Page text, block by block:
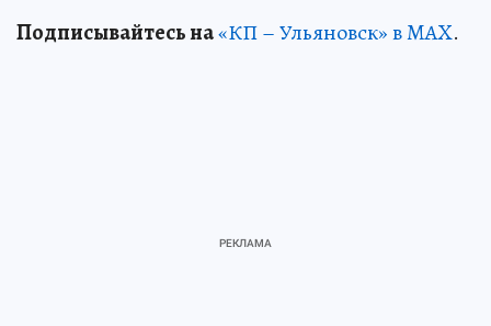
Подписывайтесь на«КП – Ульяновск» в MAX.